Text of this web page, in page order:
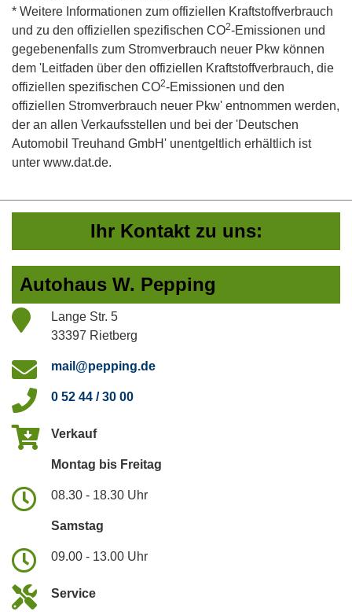
* Weitere Informationen zum offiziellen Kraftstoffverbrauch
und zu den offiziellen spezifischen CO2-Emissionen und
gegebenenfalls zum Stromverbrauch neuer Pkw können
dem 'Leitfaden über den offiziellen Kraftstoffverbrauch, die
offiziellen spezifischen CO2-Emissionen und den
offiziellen Stromverbrauch neuer Pkw' entnommen werden,
der an allen Verkaufsstellen und bei der 'Deutschen
Automobil Treuhand GmbH' unentgeltlich erhältlich ist
unter www.dat.de.
Ihr Kontakt zu uns:
Autohaus W. Pepping
Lange Str. 5
33397 Rietberg
mail@pepping.de
0 52 44 / 30 00
Verkauf
Montag bis Freitag
08.30 - 18.30 Uhr
Samstag
09.00 - 13.00 Uhr
Service